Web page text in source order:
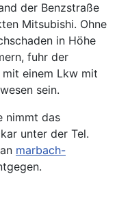
der Benzstraße
Mitsubishi. Ohne
in Höhe
fuhr der
einem Lkw mit
sein.
nimmt das
unter der Tel.
marbach-